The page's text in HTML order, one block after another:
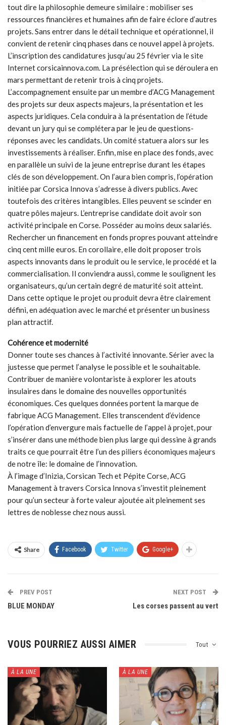
tout dire la philosophie demeure similaire : mobiliser ses
ressources financières et humaines afin de faire éclore d’autres
projets. Sans entrer dans le détail technique et opérationnel, il
convient de retenir cinq phases dans ce nouvel appel à projets.
L’inscription des candidatures jusqu’au 25 février via le site
Internet corsicainnova.com. La présélection qui se déroulera en
mars permettant de retenir trois à cinq projets.
L’accompagnement ensuite par un membre d’ACG Management
des projets sur deux aspects majeurs, la présentation et les
aspects juridiques. Cela conduira à la présentation de l’étude
devant un jury qui se complétera par le jeu de questions-
réponses avec les candidats. Un comité statuera alors sur les
investissements à réaliser. Enfin, mise en place des fonds, avec
en parallèle un suivi de la jeune entreprise durant les étapes
clés de son développement. On l’aura bien compris, l’opération
initiée par Corsica Innova s’adresse à divers publics. Avec
toutefois des critères intangibles. Elles peuvent se scinder en
quatre pôles majeurs. L’entreprise candidate doit avoir son
activité principale en Corse. Posséder au moins deux salariés.
Rechercher un financement en fonds propres pouvant atteindre
cinq cent mille euros. En corollaire, elle doit proposer trois
aspects innovants dans le produit ou le service, le procédé et la
commercialisation. Il conviendra aussi, comme le soulignent les
organisateurs, qu’un certain degré de maturité soit atteint.
Dans cette optique le projet ou produit devra être clairement
défini, en adéquation avec le marché et présenter un business
plan attractif.
Cohérence et modernité
Donner toute ses chances à l’activité innovante. Sérier avec la
justesse que permet l’analyse le possible et le souhaitable.
Contribuer de manière volontariste à explorer les atouts
insulaires dans le domaine des nouvelles opportunités
économiques. Ces quelques données portent la marque de
fabrique ACG Management. Elles transcendent d’évidence
l’opération d’envergure mais factuelle de l’appel à projet, pour
s’insérer dans une méthode bien plus large qui dessine à grands
traits ce que pourrait être l’un des piliers économiques majeurs
de notre île: le domaine de l’innovation.
À l’image d’Inizia, Corsican Tech et Pépite Corse, ACG
Management à travers Corsica Innova s’investit pleinement
pour qu’un secteur à forte valeur ajoutée ait pleinement ses
lettres de noblesse chez nous aussi.
Share Facebook Twitter Google+
PREV POST
BLUE MONDAY
NEXT POST
Les corses passent au vert
Tout
VOUS POURRIEZ AUSSI AIMER
À LA UNE À LA UNE